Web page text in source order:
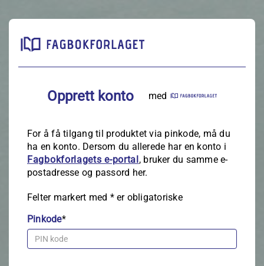
Opprett konto med
For å få tilgang til produktet via pinkode, må du
ha en konto. Dersom du allerede har en konto i
Fagbokforlagets e‑portal, bruker du samme e-
postadresse og passord her.
Felter markert med *er obligatoriske
Pinkode*